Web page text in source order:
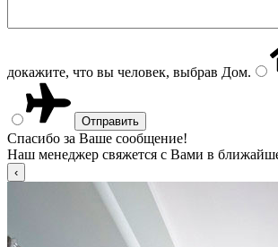
докажите, что вы человек, выбрав Дом.
Спасибо за Ваше сообщение!
Наш менеджер свяжется с Вами в